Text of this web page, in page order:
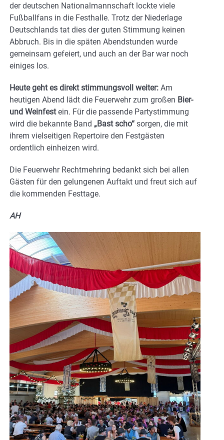
der deutschen Nationalmannschaft lockte viele
Fußballfans in die Festhalle. Trotz der Niederlage
Deutschlands tat dies der guten Stimmung keinen
Abbruch. Bis in die späten Abendstunden wurde
gemeinsam gefeiert, und auch an der Bar war noch
einiges los.
Heute geht es direkt stimmungsvoll weiter: Am
heutigen Abend lädt die Feuerwehr zum großen Bier-
und Weinfestein. Für die passende Partystimmung
wird die bekannte Band „Bast scho“ sorgen, die mit
ihrem vielseitigen Repertoire den Festgästen
ordentlich einheizen wird.
Die Feuerwehr Rechtmehring bedankt sich bei allen
Gästen für den gelungenen Auftakt und freut sich auf
die kommenden Festtage.
AH